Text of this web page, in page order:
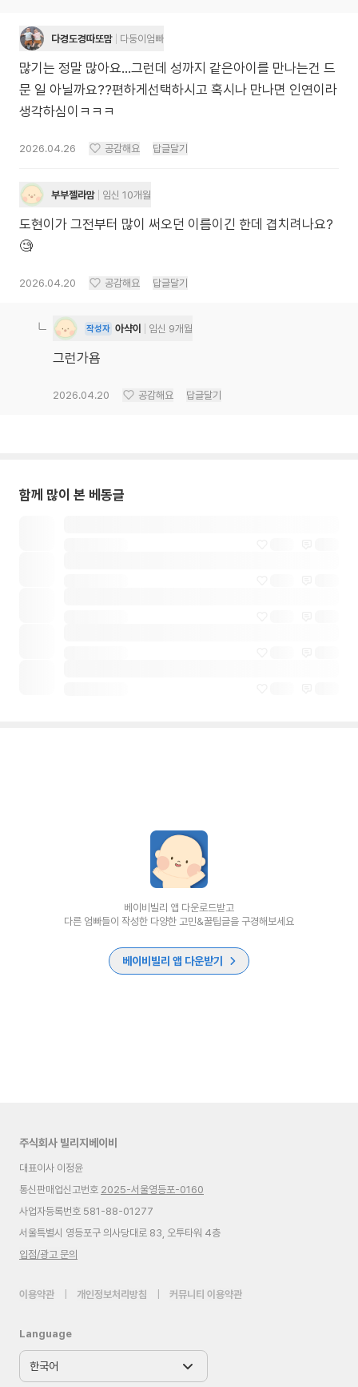
다경도경따또맘 다둥이엄빠
많기는 정말 많아요...그런데 성까지 같은아이를 만나는건 드
문 일 아닐까요??편하게선택하시고 혹시나 만나면 인연이라
생각하심이ㅋㅋㅋ
2026.04.26 공감해요 답글달기
부부젤라맘 임신 10개월
도현이가 그전부터 많이 써오던 이름이긴 한데 겹치려나요?
🧐
2026.04.20 공감해요 답글달기
작성자 아샥이 임신 9개월
그런가욤
2026.04.20 공감해요 답글달기
함께 많이 본 베동글
베이비빌리 앱 다운로드받고
다른 엄빠들이 작성한 다양한 고민&꿀팁글을 구경해보세요
베이비빌리 앱 다운받기
주식회사 빌리지베이비
대표이사 이정윤
통신판매업신고번호 2025-서울영등포-0160
사업자등록번호 581-88-01277
서울특별시 영등포구 의사당대로 83, 오투타워 4층
입점/광고 문의
이용약관 개인정보처리방침 커뮤니티 이용약관
Language